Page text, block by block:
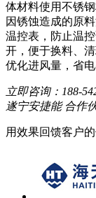
体材料使用不锈
因锈蚀造成的原
温控表，防止温
开，便于换料、
优化进风量，省电
立即咨询： 188-
遂宁安捷能 合作
用效果回馈客户